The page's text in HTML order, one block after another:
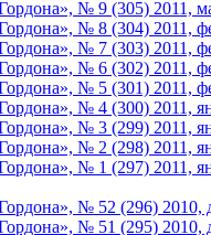
№ 9 (305) 2011,
№ 8 (304) 2011,
№ 7 (303) 2011,
№ 6 (302) 2011,
№ 5 (301) 2011,
№ 4 (300) 2011,
№ 3 (299) 2011,
№ 2 (298) 2011,
№ 1 (297) 2011,
№ 52 (296) 2010,
№ 51 (295) 2010,